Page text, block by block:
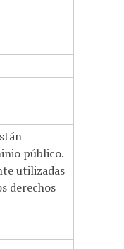
público.
utilizadas
derechos